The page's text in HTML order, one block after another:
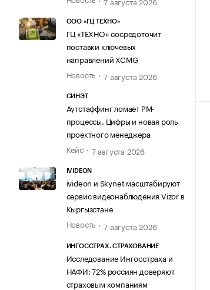
ООО «ГЦ ТЕХНО»
ГЦ «ТЕХНО» сосредоточит
поставки ключевых
направлений XCMG
Новость
7 августа 2026
СИНЭТ
Аутстаффинг ломает PM-
процессы. Цифры и новая роль
проектного менеджера
Кейс
7 августа 2026
IVIDEON
ivideon и Skynet масштабируют
сервис видеонаблюдения Vizor в
Кыргызстане
Новость
7 августа 2026
ИНГОССТРАХ. СТРАХОВАНИЕ
Исследование Ингосстраха и
НАФИ: 72% россиян доверяют
страховым компаниям